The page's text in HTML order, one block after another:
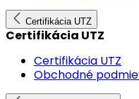
Certifikácia UTZ
Certifikácia UTZ
Certifikácia UTZ
Obchodné